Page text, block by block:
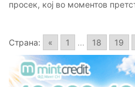
просек, кој во моментов
Страна: « 1 ... 18 19